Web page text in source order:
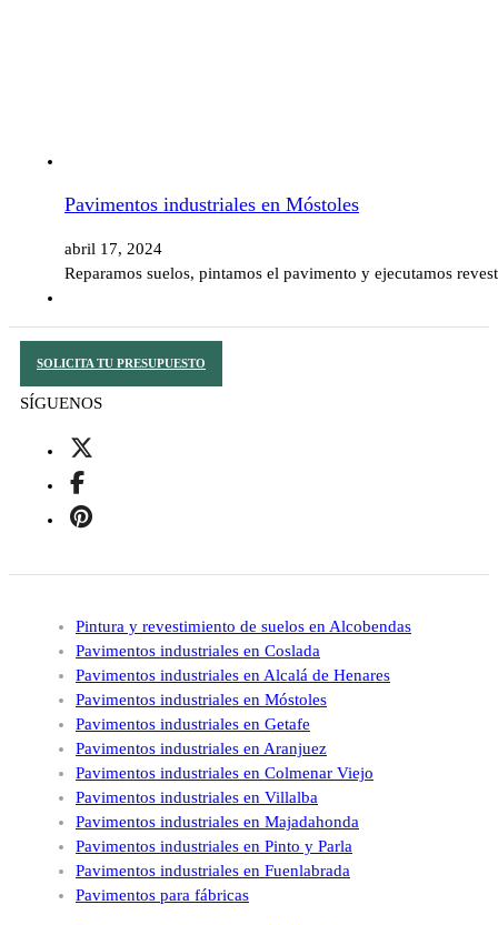
Pavimentos industriales en Móstoles
abril 17, 2024
Reparamos suelos, pintamos el pavimento y ejecutamos
SOLICITA TU PRESUPUESTO
SÍGUENOS
Pintura y revestimiento de suelos en Alcobendas
Pavimentos industriales en Coslada
Pavimentos industriales en Alcalá de Henares
Pavimentos industriales en Móstoles
Pavimentos industriales en Getafe
Pavimentos industriales en Aranjuez
Pavimentos industriales en Colmenar Viejo
Pavimentos industriales en Villalba
Pavimentos industriales en Majadahonda
Pavimentos industriales en Pinto y Parla
Pavimentos industriales en Fuenlabrada
Pavimentos para fábricas